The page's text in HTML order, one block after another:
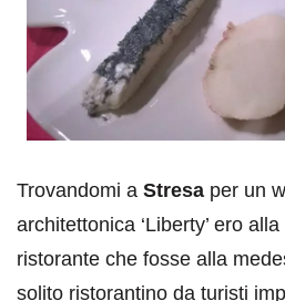
Trovandomi a Stresa per un
architettonica ‘Liberty’ ero
ristorante che fosse alla
solito ristorantino da turisti